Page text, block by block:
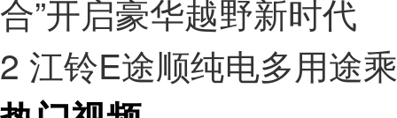
合”开启豪华越野新时代
2 江铃E途顺纯电多用途